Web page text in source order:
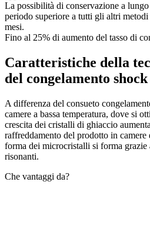
La possibilità di conservazione a
periodo superiore a tutti gli altri
mesi.
Fino al 25% di aumento del tasso di
Caratteristiche della
del congelamento
A differenza del consueto
camere a bassa temperatura, dove si
crescita dei cristalli di ghiaccio
raffreddamento del prodotto in camere
forma dei microcristalli si forma
risonanti.
Che vantaggi da?